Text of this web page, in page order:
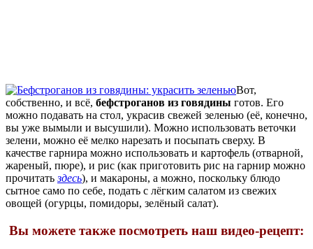
Вот,
собственно, и всё, бефстроганов из говядины готов. Его
можно подавать на стол, украсив свежей зеленью (её, конечно,
вы уже вымыли и высушили). Можно использовать веточки
зелени, можно её мелко нарезать и посыпать сверху. В
качестве гарнира можно использовать и картофель (отварной,
жареный, пюре), и рис (как приготовить рис на гарнир можно
прочитатьздесь), и макароны, а можно, поскольку блюдо
сытное само по себе, подать с лёгким салатом из свежих
овощей (огурцы, помидоры, зелёный салат).
Вы можете также посмотреть наш видео-рецепт: